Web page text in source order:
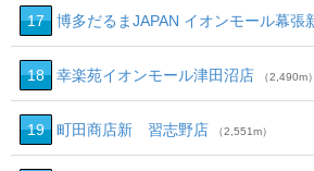
17 博多だるまJAPAN イオンモール幕張
18 幸楽苑イオンモール津田沼店 （2,490m）
19 町田商店新 習志野店 （2,551m）